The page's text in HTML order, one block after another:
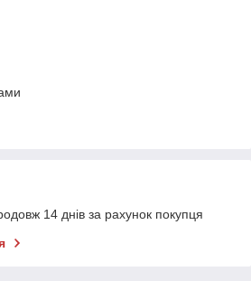
14 днів за рахунок покупця